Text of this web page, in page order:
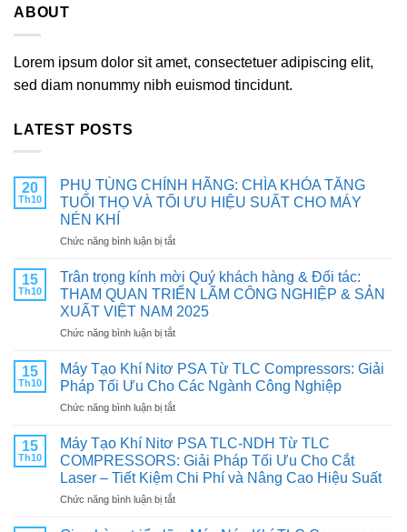
ABOUT
Lorem ipsum dolor sit amet, consectetuer adipiscing elit,
sed diam nonummy nibh euismod tincidunt.
LATEST POSTS
20
Th10
PHỤ TÙNG CHÍNH HÃNG: CHÌA KHÓA TĂNG
TUỔI THỌ VÀ TỐI ƯU HIỆU SUẤT CHO MÁY
NÉN KHÍ
Chức năng bình luận bị tắtở
TÙNG
CHÍNH
HÃNG:
CHÌA
KHÓA
TUỔI
THỌ
TỐI
HIỆU
SUẤT
CHO
NÉN
15
Th10
Trân trọng kính mời Quý khách hàng & Đối tác:
THAM QUAN TRIỂN LÃM CÔNG NGHIỆP & SẢN
XUẤT VIỆT NAM 2025
Chức năng bình luận bị tắtở
trọng
kính
mời
Quý
hàng
&
Đối
THAM
15
Th10
Máy Tạo Khí Nitơ PSA Từ TLC Compressors: Giải
Pháp Tối Ưu Cho Các Ngành Công Nghiệp
Chức năng bình luận bị tắtở
Tạo
Khí
Nitơ
PSA
Từ
15
Th10
Máy Tạo Khí Nitơ PSA TLC-NDH Từ TLC
COMPRESSORS: Giải Pháp Tối Ưu Cho Cắt
Laser – Tiết Kiệm Chi Phí và Nâng Cao Hiệu Suất
Chức năng bình luận bị tắtở
Tạo